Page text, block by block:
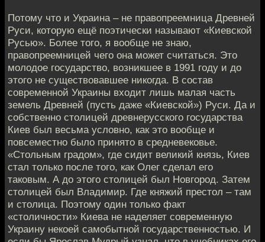
Потому что и Украина – не правопреемница Древней
Руси, которую ещё поэтически называют «Киевской
Русью». Более того, я вообще не знаю,
правопреемницей чего она может считаться. Это
молодое государство, возникшее в 1991 году и до
этого не существовавшее никогда. В состав
современной Украины входит лишь малая часть
земель Древней (пусть даже «Киевской») Руси. Да и
собственно столицей древнерусского государства
Киев был весьма условно, как это вообще и
повсеместно было принято в средневековье.
«Стольным градом», где сидит великий князь, Киев
стал только после того, как Олег сделал его
таковым. А до этого столицей был Новгород. Затем
столицей был Владимир. Где княжий престол – там
и столица. Поэтому один только факт
«столичности» Киева не наделяет современную
Украину некоей самобытной государственностью. И